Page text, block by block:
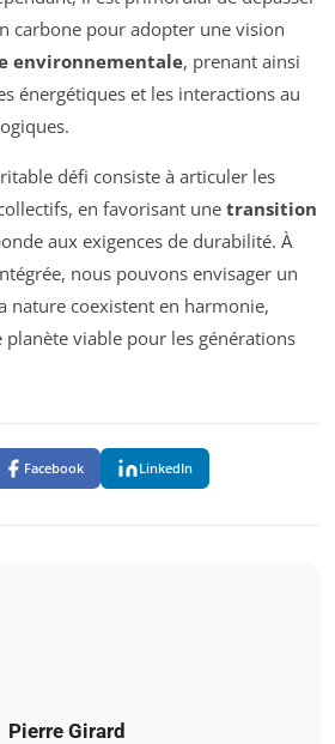
carbone pour adopter une vision
environnementale, prenant ainsi
énergétiques et les interactions au
défi consiste à articuler les
en favorisant une transition
aux exigences de durabilité. À
nous pouvons envisager un
nature coexistent en harmonie,
viable pour les générations
Facebook LinkedIn
Pierre Girard